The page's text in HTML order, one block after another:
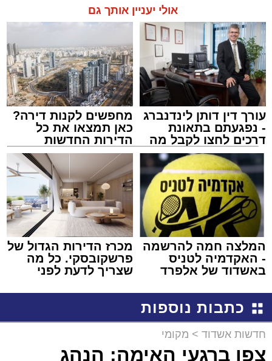
אולי יעניין אותך גם
עורך דין דותן לינדנברג
- נפגעתם בתאונת
דרכים לחצו לקבל מה
שמגיע לכם
מחפשים לקנות דירה?
כאן תמצאו את כל
הדירות החדשות
למכירה באשדוד >>>
המלצה חמה להרשמה
- האקדמיה לטניס
באשדוד של אלפרד
מכרז הדירות הגדול של
פרשקובסקי. כל מה
שצריך לדעת לפני
באשדוד
כתבות נוספות
חדשות אשדוד > מקומי
צפו ברגעי האימה: הנהג